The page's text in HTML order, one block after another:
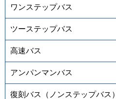
ワンステップバス
ツーステップバス
高速バス
アンパンマンバス
復刻バス（ノンステップバス）